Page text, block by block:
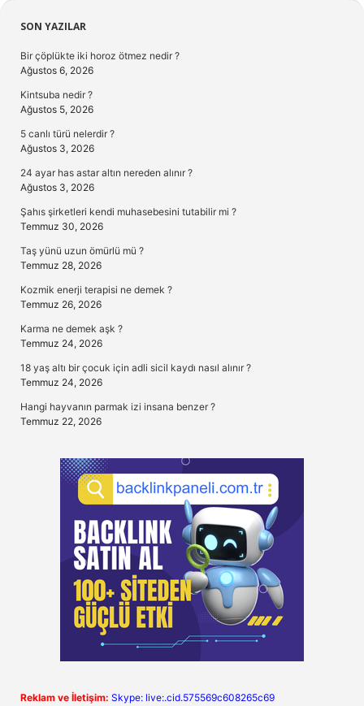
Sidebar
SON YAZILAR
Bir çöplükte iki horoz ötmez nedir ?
Ağustos 6, 2026
Kintsuba nedir ?
Ağustos 5, 2026
5 canlı türü nelerdir ?
Ağustos 3, 2026
24 ayar has astar altın nereden alınır ?
Ağustos 3, 2026
Şahıs şirketleri kendi muhasebesini tutabilir mi ?
Temmuz 30, 2026
Taş yünü uzun ömürlü mü ?
Temmuz 28, 2026
Kozmik enerji terapisi ne demek ?
Temmuz 26, 2026
Karma ne demek aşk ?
Temmuz 24, 2026
18 yaş altı bir çocuk için adli sicil kaydı nasıl alınır ?
Temmuz 24, 2026
Hangi hayvanın parmak izi insana benzer ?
Temmuz 22, 2026
Reklam ve İletişim: Skype: live:.cid.575569c608265c69